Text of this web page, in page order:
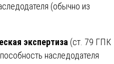
(обычно из
экспертиза (ст. 79 ГПК
наследодателя